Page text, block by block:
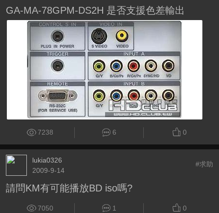
GA-MA-78GPM-DS2H 是否支援色差輸出
7238 6 0
lukia0326
2009-9-14
#求助
請問KM有可能播放BD iso嗎?
7050 1 0